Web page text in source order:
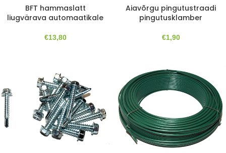
BFT hammaslatt
liugvärava automaatikale
€13,80
Aiavõrgu pingutustraadi
pingutusklamber
€1,90